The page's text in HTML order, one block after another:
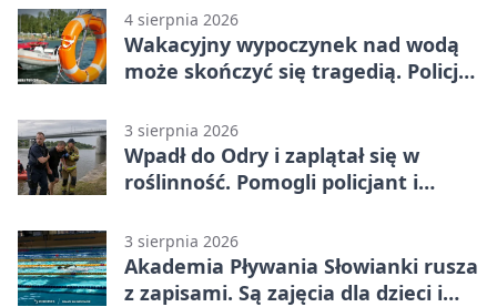
4 sierpnia 2026
Wakacyjny wypoczynek nad wodą
może skończyć się tragedią. Policja
3 sierpnia 2026
Wpadł do Odry i zaplątał się w
roślinność. Pomogli policjant i
3 sierpnia 2026
Akademia Pływania Słowianki rusza
z zapisami. Są zajęcia dla dzieci i